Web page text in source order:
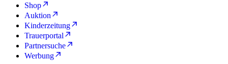
Shop
Auktion
Kinderzeitung
Trauerportal
Partnersuche
Werbung